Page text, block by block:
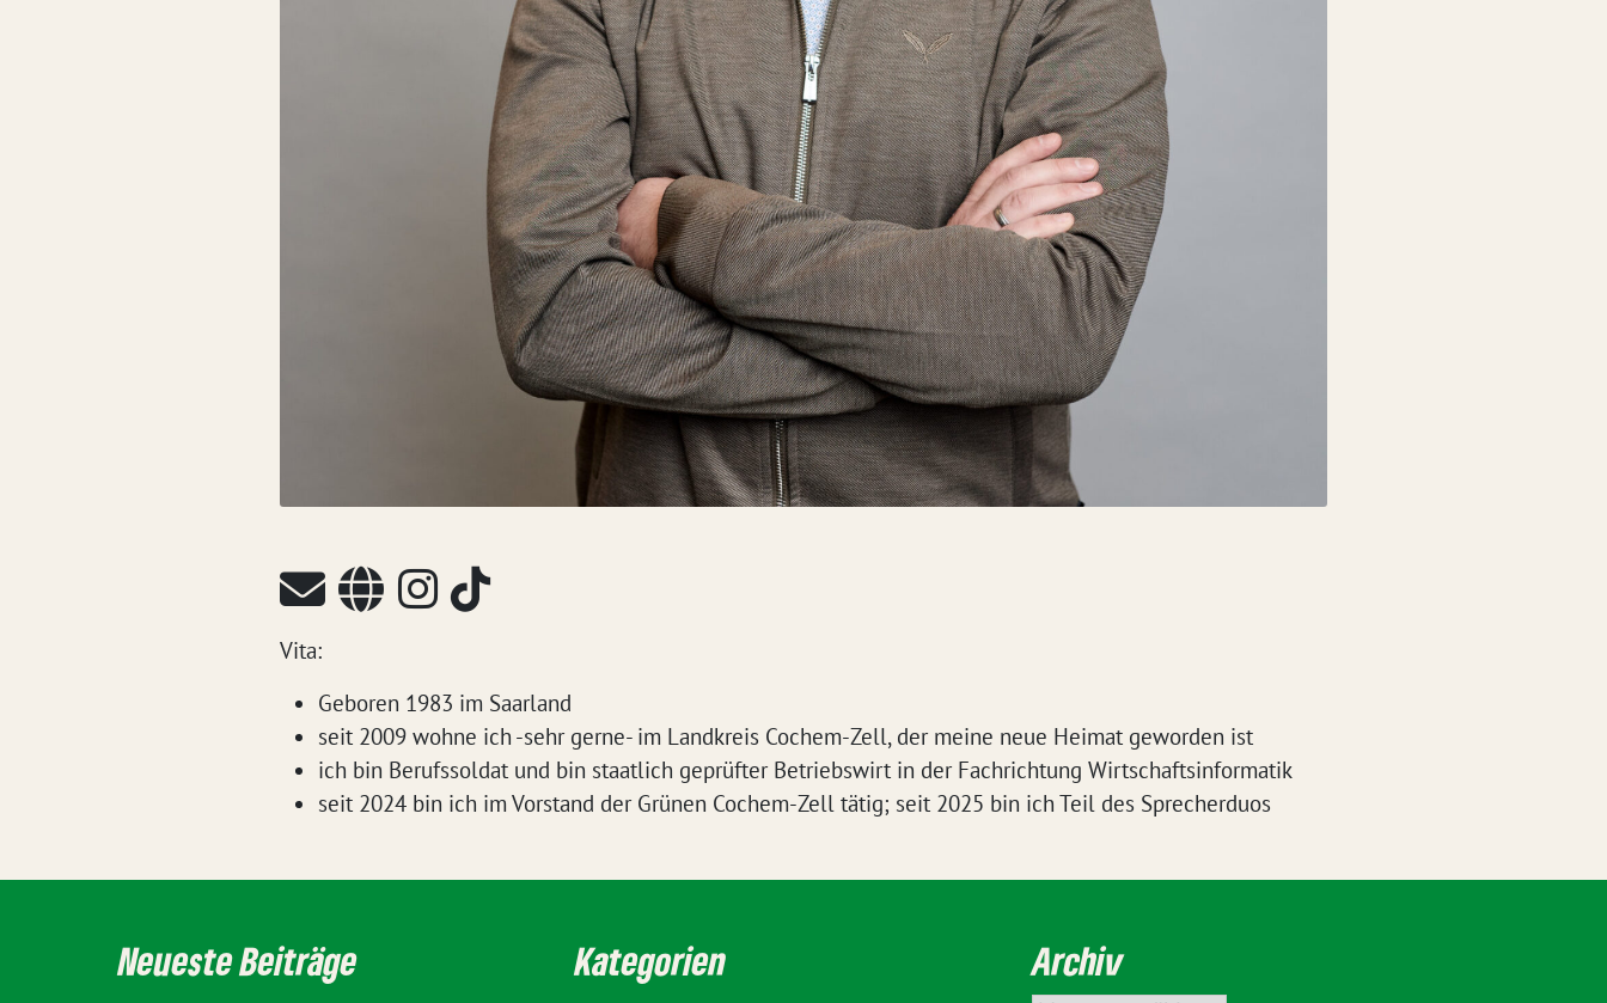
Vita:
Geboren 1983 im Saarland
seit 2009 wohne ich -sehr gerne- im Landkreis Cochem-Zell, der meine neue Heimat geworden ist
ich bin Berufssoldat und bin staatlich geprüfter Betriebswirt in der Fachrichtung Wirtschaftsinformatik
seit 2024 bin ich im Vorstand der Grünen Cochem-Zell tätig; seit 2025 bin ich Teil des Sprecherduos
Neueste Beiträge Kategorien Archiv